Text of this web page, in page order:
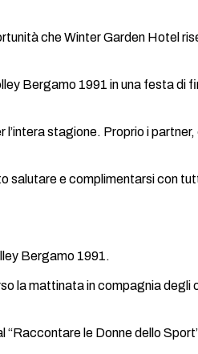
che Winter Garden Hotel
Bergamo 1991 in una festa di
stagione. Proprio i
salutare e complimentarsi con
Bergamo 1991.
la mattinata in compagnia degli
“Raccontare le Donne dello